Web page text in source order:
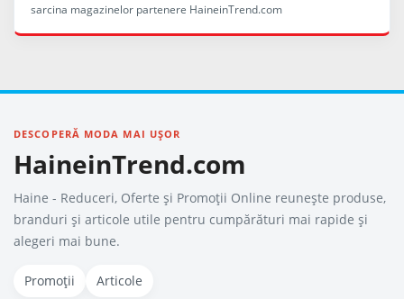
sarcina magazinelor partenere HaineinTrend.com
DESCOPERĂ MODA MAI UȘOR
HaineinTrend.com
Haine - Reduceri, Oferte şi Promoţii Online reunește produse,
branduri și articole utile pentru cumpărături mai rapide și
alegeri mai bune.
Promoții Articole